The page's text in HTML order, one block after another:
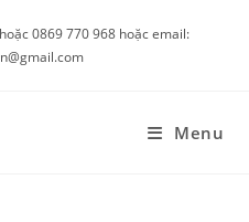
0869 770 968 hoặc email:
Menu